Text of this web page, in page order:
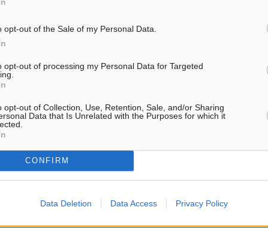
opt-out of the Sale of my Personal Data.
opt-out of processing my Personal Data for Targeted
opt-out of Collection, Use, Retention, Sale, and/or Sharing
Data that Is Unrelated with the Purposes for which it
CONFIRM
Data Deletion Data Access Privacy Policy
θα συναντήσετε σε